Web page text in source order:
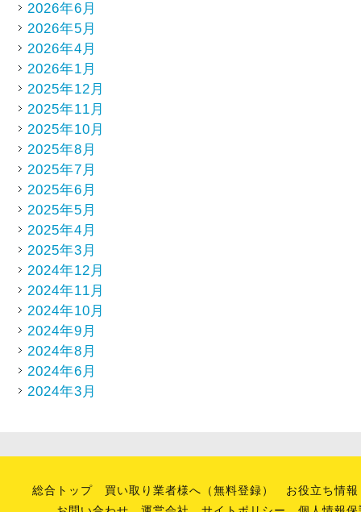
2026年6月
2026年5月
2026年4月
2026年1月
2025年12月
2025年11月
2025年10月
2025年8月
2025年7月
2025年6月
2025年5月
2025年4月
2025年3月
2024年12月
2024年11月
2024年10月
2024年9月
2024年8月
2024年6月
2024年3月
総合トップ 買い取り業者様へ（無料登録）
お役立ち情報